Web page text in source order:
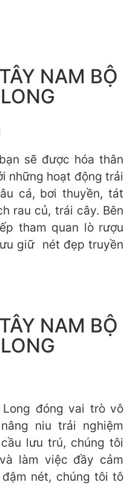
NAM BỘ
sẽ được hóa thân
những hoạt động trải
cá, bơi thuyền, tát
rau củ, trái cây. Bên
tham quan lò rượu
giữ nét đẹp truyền
NAM BỘ
Long đóng vai trò vô
niu trải nghiệm
lưu trú, chúng tôi
làm việc đầy cảm
nét, chúng tôi tô